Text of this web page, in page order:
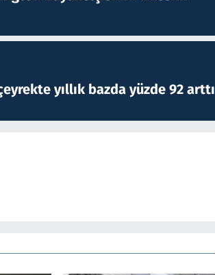
yıllık bazda yüzde 92 arttı